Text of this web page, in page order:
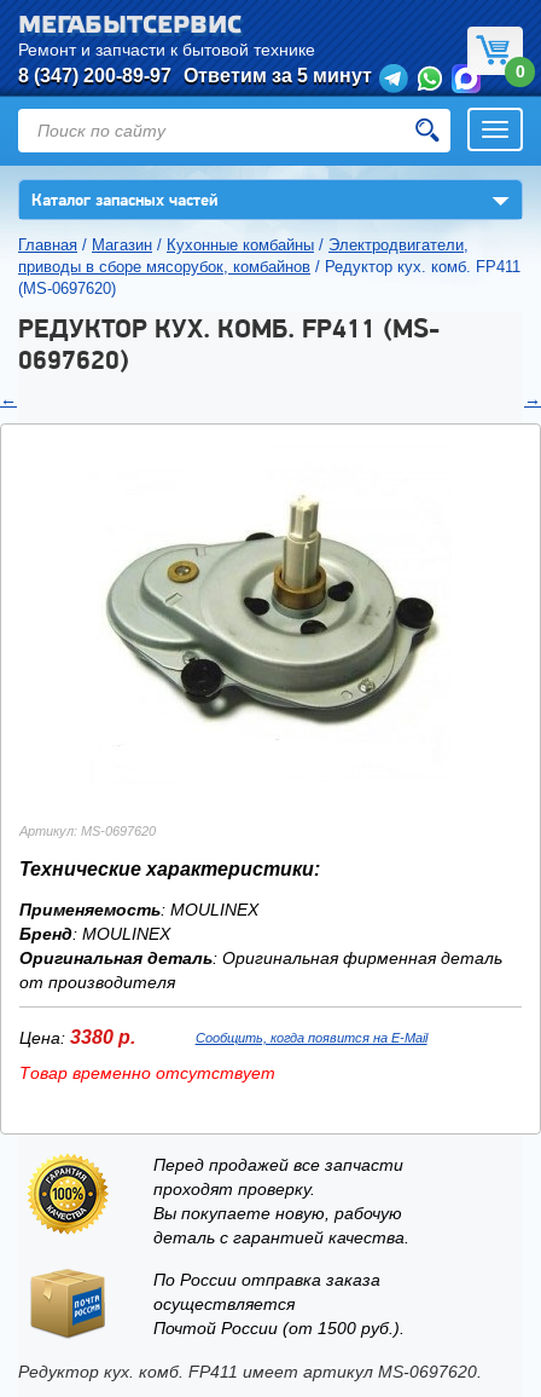
МЕГАБЫТСЕРВИС
Ремонт и запчасти к бытовой технике
8 (347) 200-89-97 Ответим за 5 минут 0
Каталог запасных частей ▼
Главная / Магазин / Кухонные комбайны / Электродвигатели,
приводы в сборе мясорубок, комбайнов / Редуктор кух. комб. FP411
(MS-0697620)
РЕДУКТОР КУХ. КОМБ. FP411 (MS-
0697620)
← →
Артикул: MS-0697620
Технические характеристики:
Применяемость: MOULINEX
Бренд: MOULINEX
Оригинальная деталь: Оригинальная фирменная деталь
от производителя
Цена: 3380 р. Сообщить, когда появится на E-Mail
Товар временно отсутствует
Перед продажей все запчасти
проходят проверку.
Вы покупаете новую, рабочую
деталь с гарантией качества.
По России отправка заказа
осуществляется
Почтой России (от 1500 руб.).
Редуктор кух. комб. FP411 имеет артикул MS-0697620.